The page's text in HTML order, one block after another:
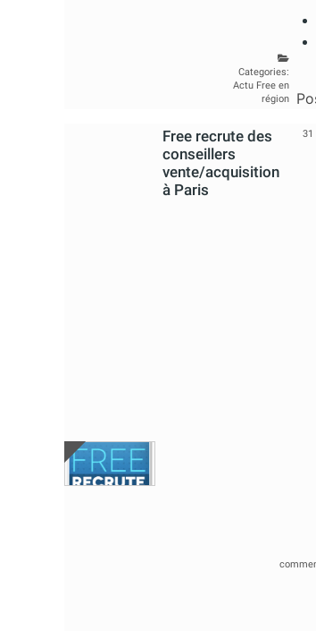
Categories:
Actu Free en
région
Free recrute des
conseillers
vente/acquisition
à Paris
31